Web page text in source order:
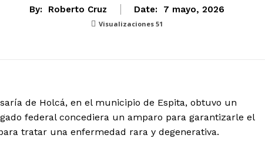
By: Roberto Cruz Date: 7 mayo, 2026
Visualizaciones 51
de Holcá, en el municipio de Espita, obtuvo un
federal concediera un amparo para garantizarle el
tratar una enfermedad rara y degenerativa.